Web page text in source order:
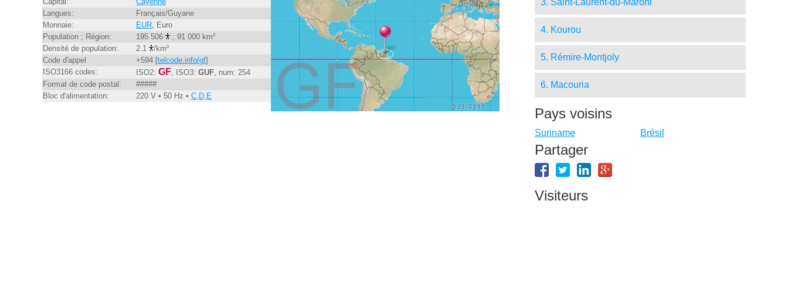
Langues:
Français/Guyane
Monnaie:
EUR, Euro
Population ; Région:
195 506
; 91 000 km²
Densité de population:
2.1
/km²
Code d'appel
+594 [telcode.info/gf]
ISO3166 codes:
ISO2: GF, ISO3: GUF, num: 254
Format de code postal:
#####
Bloc d'alimentation:
220 V • 50 Hz • C,D,E
3. Saint-Laurent-du-Maroni
4. Kourou
5. Rémire-Montjoly
6. Macouria
Pays voisins
Suriname Brésil
Partager
Visiteurs